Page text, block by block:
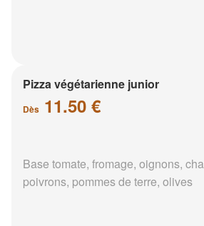
Pizza végétarienne junior
Dès 11.50 €
Base tomate, fromage, oignons,
poivrons, pommes de terre, olives